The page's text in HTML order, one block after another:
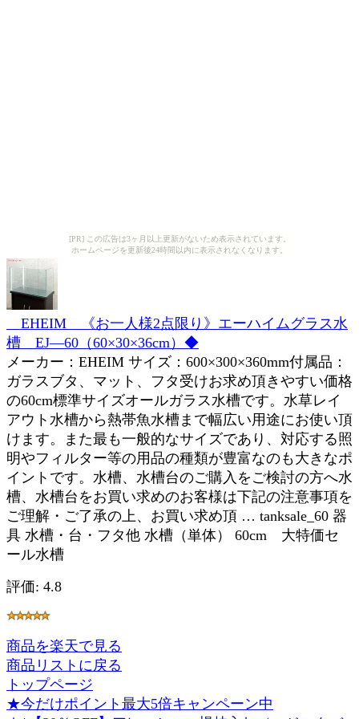
[PR] この広告は3ヶ月以上更新がないため表示されています。
ホームページを更新後24時間以内に表示されなくなります。
EHEIM 《お一人様2点限り》エーハイムグラス水
槽 EJ—60（60×30×36cm）◆
メーカー：EHEIM サイズ：600×300×360mm付属品：
ガラスブタ、マット、フタ受けお求め頂きやすい価格
の60cm標準サイズオールガラス水槽です。水草レイ
アウト水槽から熱帯魚水槽まで幅広い用途にお使い頂
けます。また最も一般的なサイズであり、対応する照
明やフィルター等の用品の種類が豊富なのも大きなポ
イントです。水槽、水槽台のご購入をご検討の方へ水
槽、水槽台をお買い求めのお客様は下記の注意事項を
ご理解・ご了承の上、お買い求め頂 … tanksale_60 器
具 水槽・台・フタ他 水槽（単体） 60cm 大特価セ
ール水槽
評価: 4.8
商品を楽天で見る
商品リストに戻る
トップページ
★今だけポイント最大5倍キャンペーン中